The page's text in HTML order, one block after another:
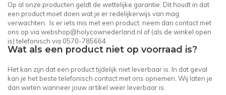
Op al onze producten geldt de wettelijke garantie. Dit houdt in dat
een product moet doen wat je er redelijkerwijs van mag
verwachten. Is er iets mis met een product, neem dan contact met
ons op via webshop@holycownederland.nl of (als de winkel open
is) telefonisch via 0570-785664.
Wat als een product niet op voorraad is?
Het kan zijn dat een product tijdelijk niet leverbaar is. In dat geval
kan je het beste telefonisch contact met ons opnemen. Wij laten je
dan weten wanneer jouw artikel weer leverbaar is.